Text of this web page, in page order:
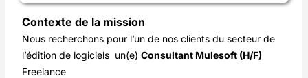
Contexte de la mission
Nous recherchons pour l’un de nos clients du secteur de
l’édition de logiciels un(e)Consultant Mulesoft (H/F)
Freelance